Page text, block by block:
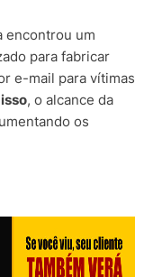
encontrou um
para fabricar
e-mail para vítimas
, o alcance da
os